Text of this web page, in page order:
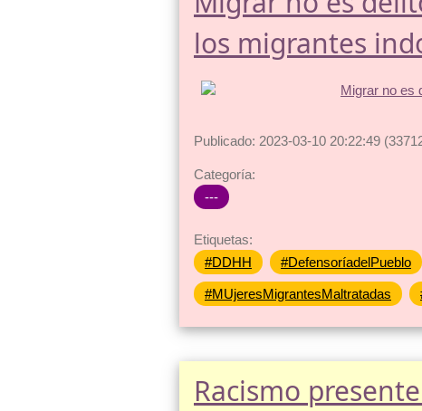
los migrantes
Publicado: 2023-03-10 20:22:49
Categoría:
---
Etiquetas:
#DDHH
#DefensoríadelPueblo
#MUjeresMigrantesMaltratadas
Racismo